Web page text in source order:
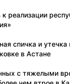
реализации
спичка и утечка
в Астане
с тяжелыми